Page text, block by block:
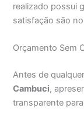
realizado possui
satisfação são
Orçamento Sem
Antes de
Cambuci,
transparente